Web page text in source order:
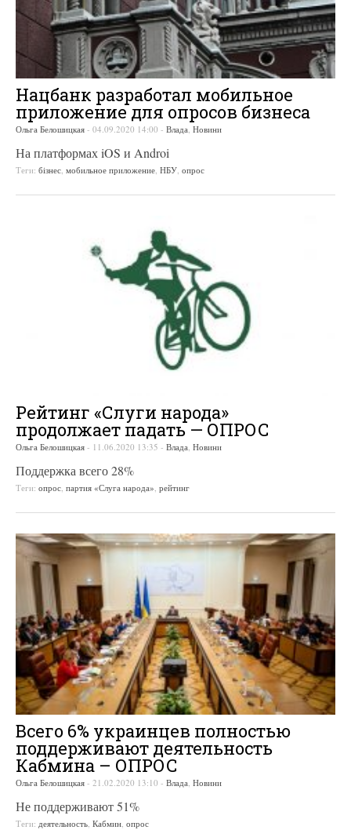
Нацбанк разработал мобильное
приложение для опросов бизнеса
Ольга Белошицкая - 04.09.2020 14:00 - Влада Новини
На платформах iOS и Androi
Теги: бізнес мобильное приложение НБУ опрос
Рейтинг «Слуги народа»
продолжает падать — ОПРОС
Ольга Белошицкая - 11.06.2020 13:35 - Влада, Новини
Поддержка всего 28%
Теги: опрос, партия «Слуга народа», рейтинг
Всего 6% украинцев полностью
поддерживают деятельность
Кабмина – ОПРОС
Ольга Белошицкая - 21.02.2020 13:10 - Влада Новини
Не поддерживают 51%
Теги: деятельность Кабмин опрос